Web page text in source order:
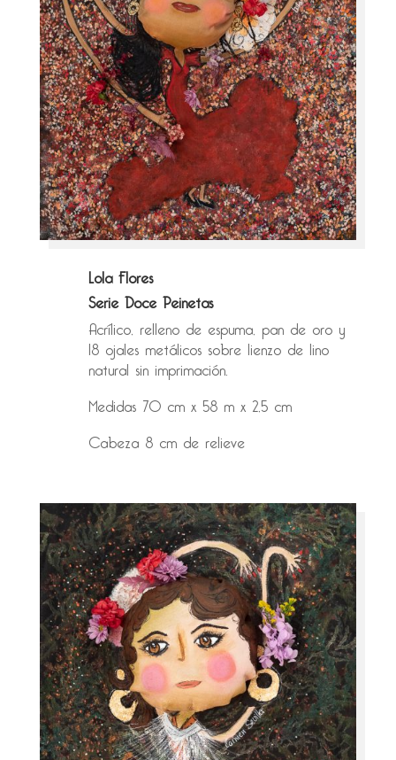
Lola Flores
Serie Doce Peinetas
Acrílico, relleno de espuma, pan de oro y
18 ojales metálicos sobre lienzo de lino
natural sin imprimación.
Medidas 70 cm x 58 m x 2,5 cm
Cabeza 8 cm de relieve